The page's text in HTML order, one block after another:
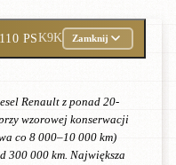
PSK9K Zamknij
Renault z ponad 20-
wzorowej konserwacji
co 8 000–10 000 km)
300 000 km. Największa